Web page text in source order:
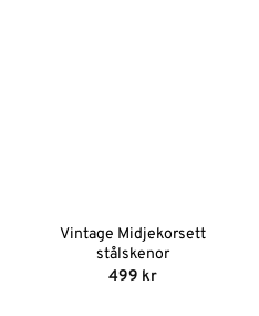
Vintage Midjekorsett
stålskenor
499 kr